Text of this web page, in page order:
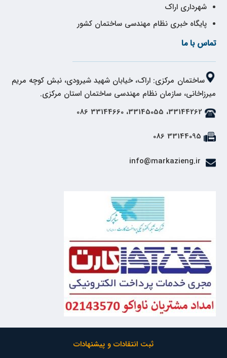
شهرداری اراک
پایگاه خبری نظام مهندسی ساختمان کشور
تماس با ما
ساختمان مرکزی: اراک، خیابان شهید شیرودی، نبش کوچه مریم
میرزاخانی، سازمان نظام مهندسی ساختمان استان مرکزی.
33144262، 33145055، 33144660 086
33144095 086
ثبت انتقادات و پیشنهادات